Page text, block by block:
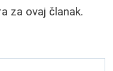
za ovaj članak.